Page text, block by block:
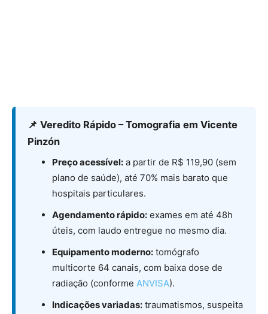
📌 Veredito Rápido – Tomografia em Vicente
Pinzón
Preço acessível: a partir de R$ 119,90 (sem
plano de saúde), até 70% mais barato que
hospitais particulares.
Agendamento rápido: exames em até 48h
úteis, com laudo entregue no mesmo dia.
Equipamento moderno: tomógrafo
multicorte 64 canais, com baixa dose de
radiação (conforme ANVISA).
Indicações variadas: traumatismos, suspeita